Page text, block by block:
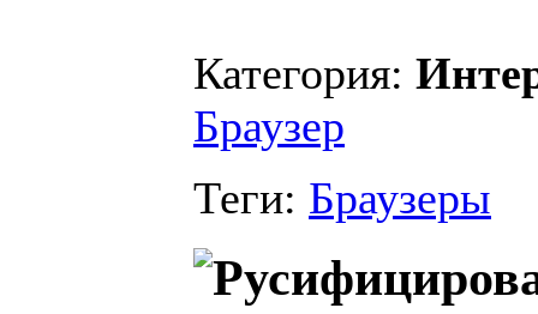
Категория:
Браузер
Теги: Браузеры